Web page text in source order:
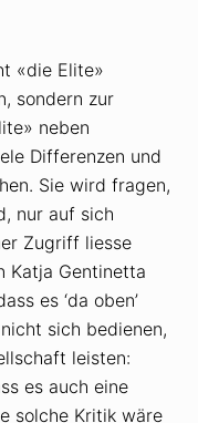
«die Elite»
sondern zur
neben
Differenzen und
Sie wird fragen,
nur auf sich
Zugriff liesse
Katja Gentinetta
es ‘da oben’
sich bedienen,
leisten:
es auch eine
solche Kritik wäre